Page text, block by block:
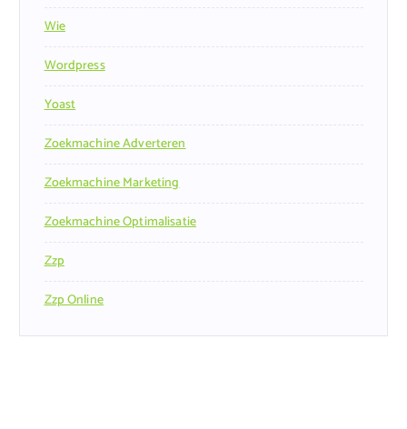
Wie
Wordpress
Yoast
Zoekmachine Adverteren
Zoekmachine Marketing
Zoekmachine Optimalisatie
Zzp
Zzp Online